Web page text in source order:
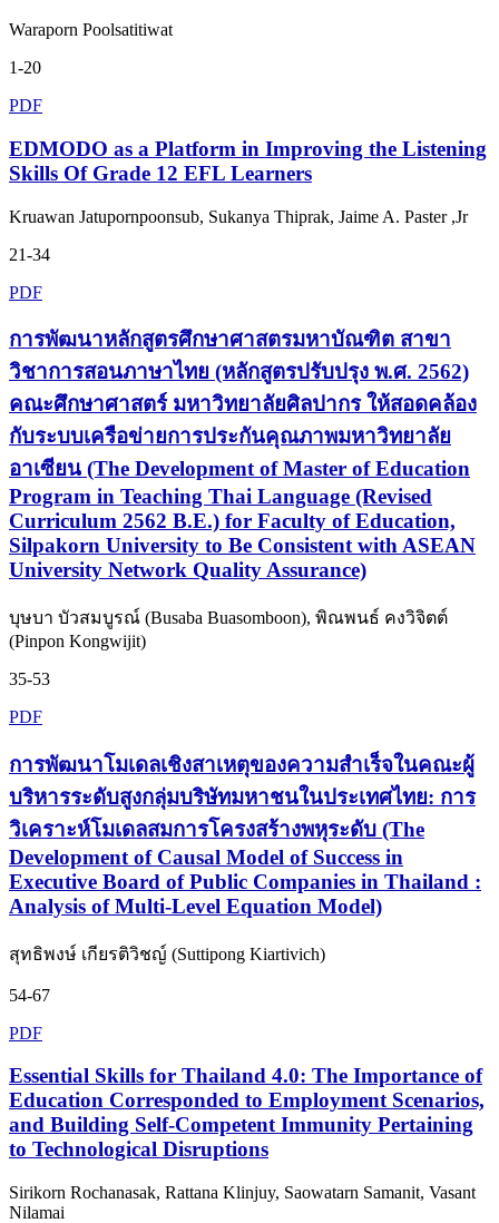
Waraporn Poolsatitiwat
1-20
PDF
EDMODO as a Platform in Improving the Listening
Skills Of Grade 12 EFL Learners
Kruawan Jatupornpoonsub, Sukanya Thiprak, Jaime A. Paster ,Jr
21-34
PDF
การพัฒนาหลักสูตรศึกษาศาสตรมหาบัณฑิต สาขา
วิชาการสอนภาษาไทย (หลักสูตรปรับปรุง พ.ศ. 2562)
คณะศึกษาศาสตร์ มหาวิทยาลัยศิลปากร ให้สอดคล้อง
กับระบบเครือข่ายการประกันคุณภาพมหาวิทยาลัย
อาเซียน (The Development of Master of Education
Program in Teaching Thai Language (Revised
Curriculum 2562 B.E.) for Faculty of Education,
Silpakorn University to Be Consistent with ASEAN
University Network Quality Assurance)
บุษบา บัวสมบูรณ์ (Busaba Buasomboon), พิณพนธ์ คงวิจิตต์
(Pinpon Kongwijit)
35-53
PDF
การพัฒนาโมเดลเชิงสาเหตุของความสำเร็จในคณะผู้
บริหารระดับสูงกลุ่มบริษัทมหาชนในประเทศไทย: การ
วิเคราะห์โมเดลสมการโครงสร้างพหุระดับ (The
Development of Causal Model of Success in
Executive Board of Public Companies in Thailand :
Analysis of Multi-Level Equation Model)
สุทธิพงษ์ เกียรติวิชญ์ (Suttipong Kiartivich)
54-67
PDF
Essential Skills for Thailand 4.0: The Importance of
Education Corresponded to Employment Scenarios,
and Building Self-Competent Immunity Pertaining
to Technological Disruptions
Sirikorn Rochanasak, Rattana Klinjuy, Saowatarn Samanit, Vasant
Nilamai